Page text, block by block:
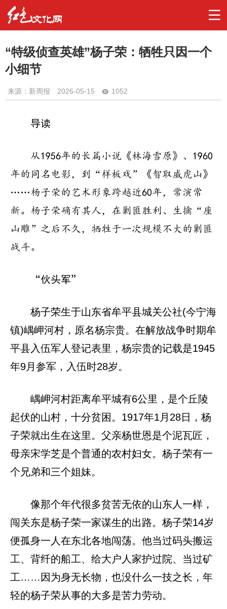
“特级侦查英雄”杨子荣：牺牲只因一个
小细节
来源：新周报 2026-05-15 1052
导读
从1956年的长篇小说《林海雪原》、1960
年的同名电影，到“样板戏”《智取威虎山》
……杨子荣的艺术形象跨越近60年，常演常
新。杨子荣确有其人，在剿匪胜利、生擒“座
山雕”之后不久，牺牲于一次规模不大的剿匪
战斗。
“伙头军”
杨子荣生于山东省牟平县城关公社(今宁海
镇)嵎岬河村，原名杨宗贵。在解放战争时期牟
平县入伍军人登记表里，杨宗贵的记载是1945
年9月参军，入伍时28岁。
嵎岬河村距离牟平城有6公里，是个丘陵
起伏的山村，十分贫困。1917年1月28日，杨
子荣就出生在这里。父亲杨世恩是个泥瓦匠，
母亲宋学芝是个普通的农村妇女。杨子荣有一
个兄弟和三个姐妹。
像那个年代很多贫苦无依的山东人一样，
闯关东是杨子荣一家谋生的出路。杨子荣14岁
便孤身一人在东北各地闯荡。他当过码头搬运
工、背纤的船工、给大户人家护过院、当过矿
工……因为身无长物，也没什么一技之长，年
轻的杨子荣从事的大多是苦力劳动。